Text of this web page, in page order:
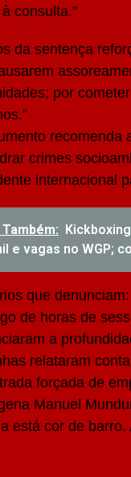
consulta.”
da sentença
por
recomenda
crimes
internacional
e vagas no WGP;
que
de horas de
a
relataram
forçada de
Manuel
está cor de